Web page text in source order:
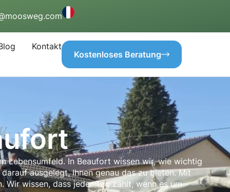
Kontakt
Kostenloses Beratung
Lebensumfeld. In Beaufort wissen wir, wie wichtig
ausgelegt, Ihnen genau das zu bieten. Mit
wissen, dass jeder Tag zählt, wenn es um